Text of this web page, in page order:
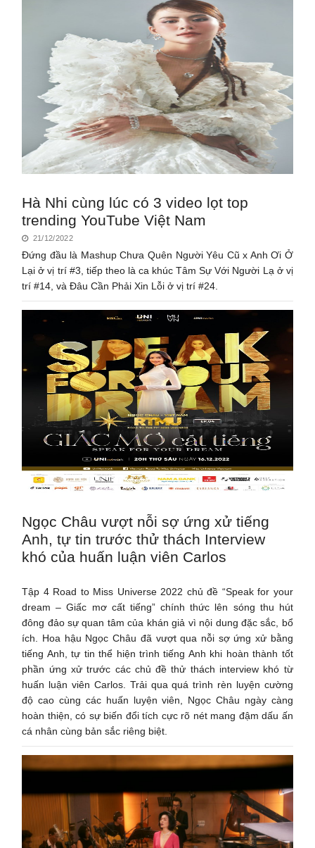
Hà Nhi cùng lúc có 3 video lọt top
trending YouTube Việt Nam
21/12/2022
Đứng đầu là Mashup Chưa Quên Người Yêu Cũ x Anh Ơi Ở
Lại ở vị trí #3, tiếp theo là ca khúc Tâm Sự Với Người Lạ ở vị
trí #14, và Đâu Cần Phải Xin Lỗi ở vị trí #24.
Ngọc Châu vượt nỗi sợ ứng xử tiếng
Anh, tự tin trước thử thách Interview
khó của huấn luận viên Carlos
Tập 4 Road to Miss Universe 2022 chủ đề “Speak for your
dream – Giấc mơ cất tiếng” chính thức lên sóng thu hút
đông đảo sự quan tâm của khán giả vì nội dung đặc sắc, bổ
ích. Hoa hậu Ngọc Châu đã vượt qua nỗi sợ ứng xử bằng
tiếng Anh, tự tin thể hiện trình tiếng Anh khi hoàn thành tốt
phần ứng xử trước các chủ đề thử thách interview khó từ
huấn luận viên Carlos. Trải qua quá trình rèn luyện cường
độ cao cùng các huấn luyện viên, Ngọc Châu ngày càng
hoàn thiện, có sự biến đổi tích cực rõ nét mang đậm dấu ấn
cá nhân cùng bản sắc riêng biệt.